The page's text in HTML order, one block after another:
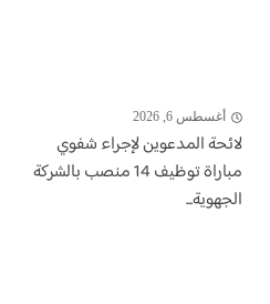
أغسطس 6, 2026
لائحة المدعوين لإجراء شفوي
مباراة توظيف 14 منصب بالشركة
الجهوية...